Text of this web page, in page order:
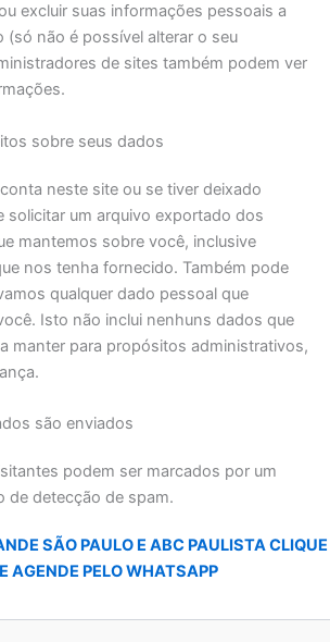
excluir suas informações pessoais a
(só não é possível alterar o seu
de sites também podem ver
sobre seus dados
neste site ou se tiver deixado
solicitar um arquivo exportado dos
mantemos sobre você, inclusive
nos tenha fornecido. Também pode
qualquer dado pessoal que
Isto não inclui nenhuns dados que
manter para propósitos administrativos,
são enviados
podem ser marcados por um
de detecção de spam.
SÃO PAULO E ABC PAULISTA CLIQUE
AGENDE PELO WHATSAPP